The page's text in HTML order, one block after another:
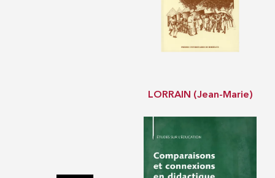
LORRAIN (Jean-Marie)